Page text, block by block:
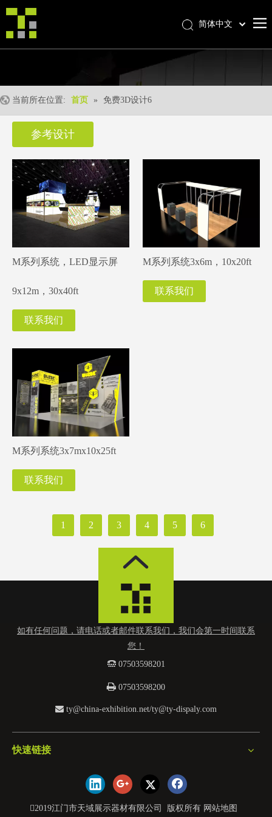
产品中心
产品形成
我们的优势
优质服务
新闻中心
联系我们
简体中文
Pусский
Français
Español
English
当前所在位置: 首页 » 免费3D设计6
参考设计
M系列系统，LED显示屏
9x12m，30x40ft
联系我们
M系列系统3x6m，10x20ft
联系我们
M系列系统3x7mx10x25ft
联系我们
1 2 3 4 5 6
如有任何问题，请电话或者邮件联系我们，我们会第一时间联系
您！
 07503598201
 07503598200
 ty@china-exhibition.net/ty@ty-dispaly.com
快速链接
2019江门市天域展示器材有限公司 版权所有 网站地图